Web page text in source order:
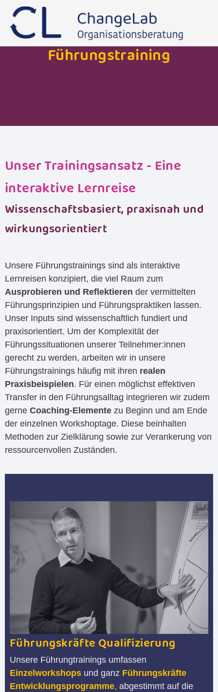
ChangeLab Leadership Academy Berlin
Führungstraining
Unser Trainingsansatz - Eine
interaktive Lernreise
Wissenschaftsbasiert, praxisnah und
wirkungsorientiert
Unsere Führungstrainings sind als interaktive
Lernreisen konzipiert, die viel Raum zum
Ausprobieren und Reflektieren der vermittelten
Führungsprinzipien und Führungspraktiken lassen.
Unser Inputs sind wissenschaftlich fundiert und
praxisorientiert. Um der Komplexität der
Führungssituationen unserer Teilnehmer:innen
gerecht zu werden, arbeiten wir in unsere
Führungstrainings häufig mit ihren realen
Praxisbeispielen. Für einen möglichst effektiven
Transfer in den Führungsalltag integrieren wir zudem
gerne Coaching-Elemente zu Beginn und am Ende
der einzelnen Workshoptage. Diese beinhalten
Methoden zur Zielklärung sowie zur Verankerung von
ressourcenvollen Zuständen.
Führungskräfte­ Qualifizierung
Unsere Führungtrainings umfassen
Einzelworkshops und ganz Führungskräfte
Entwicklungsprogramme, abgestimmt auf die